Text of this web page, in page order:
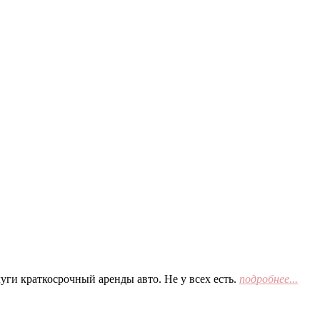
краткосрочный аренды авто. Не у всех есть. подробнее...